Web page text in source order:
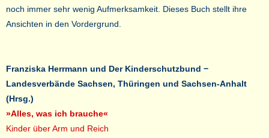
noch immer sehr wenig Aufmerksamkeit. Dieses Buch stellt ihre
Ansichten in den Vordergrund.
Franziska Herrmann und Der Kinderschutzbund −
Landesverbände Sachsen, Thüringen und Sachsen-Anhalt
(Hrsg.)
»Alles, was ich brauche«
Kinder über Arm und Reich